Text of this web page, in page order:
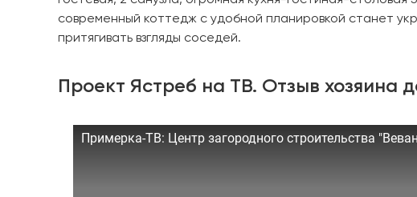
современный коттедж с удобной планировкой станет
притягивать взгляды соседей.
Проект Ястреб на ТВ. Отзыв хозяина
Примерка-ТВ: Центр загородного строительства